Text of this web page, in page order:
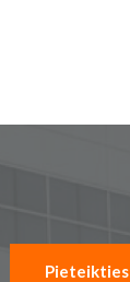
Pieteikties